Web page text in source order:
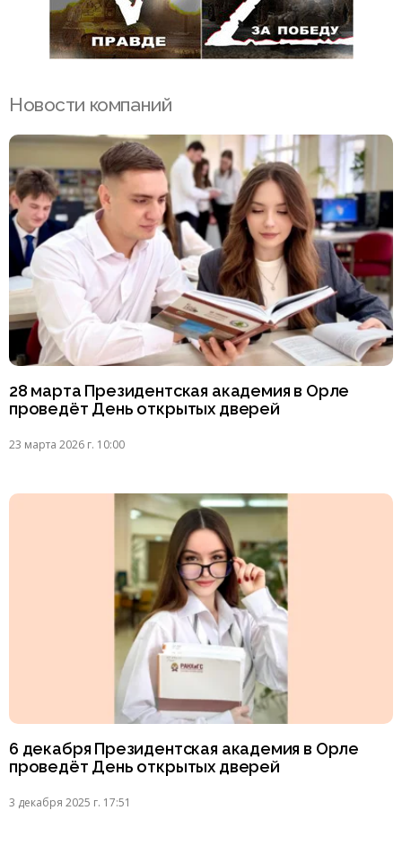
Новости компаний
28 марта Президентская академия в Орле
проведёт День открытых дверей
23 марта 2026 г. 10:00
6 декабря Президентская академия в Орле
проведёт День открытых дверей
3 декабря 2025 г. 17:51